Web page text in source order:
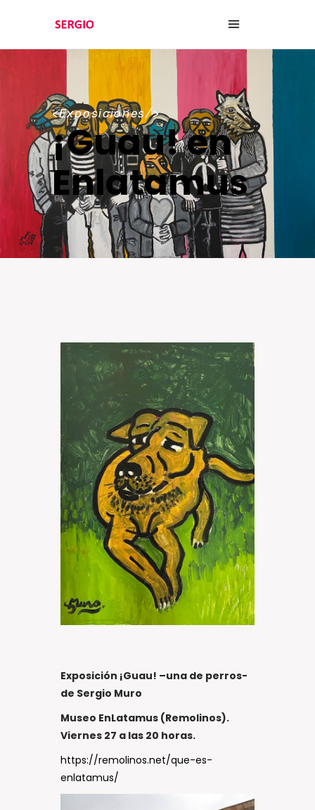
<Exposiciones/>
¡Guau! en
Enlatamus
Exposición ¡Guau! –una de perros-
de Sergio Muro
Museo EnLatamus (Remolinos).
Viernes 27 a las 20 horas.
https://remolinos.net/que-es-
enlatamus/